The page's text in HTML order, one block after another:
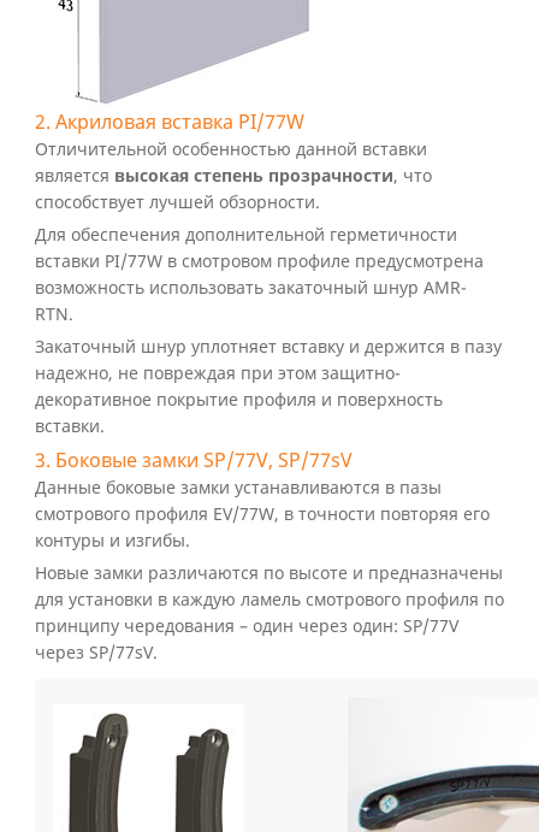
2. Акриловая вставка PI/77W
Отличительной особенностью данной вставки
является высокая степень прозрачности, что
способствует лучшей обзорности.
Для обеспечения дополнительной герметичности
вставки PI/77W в смотровом профиле предусмотрена
возможность использовать закаточный шнур AMR-
RTN.
Закаточный шнур уплотняет вставку и держится в пазу
надежно, не повреждая при этом защитно-
декоративное покрытие профиля и поверхность
вставки.
3. Боковые замки SP/77V, SP/77sV
Данные боковые замки устанавливаются в пазы
смотрового профиля EV/77W, в точности повторяя его
контуры и изгибы.
Новые замки различаются по высоте и предназначены
для установки в каждую ламель смотрового профиля по
принципу чередования – один через один: SP/77V
через SP/77sV.